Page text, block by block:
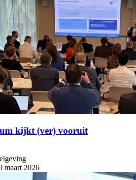
kijkt (ver) vooruit
maart 2026